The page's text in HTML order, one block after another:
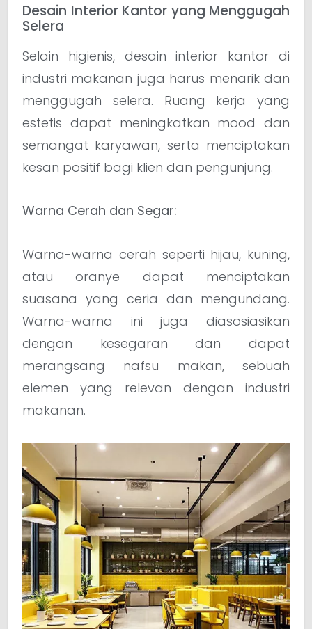
Desain Interior Kantor yang Menggugah
Selera
Selain higienis, desain interior kantor di
industri makanan juga harus menarik dan
menggugah selera. Ruang kerja yang
estetis dapat meningkatkan mood dan
semangat karyawan, serta menciptakan
kesan positif bagi klien dan pengunjung.
Warna Cerah dan Segar:
Warna-warna cerah seperti hijau, kuning,
atau oranye dapat menciptakan
suasana yang ceria dan mengundang.
Warna-warna ini juga diasosiasikan
dengan kesegaran dan dapat
merangsang nafsu makan, sebuah
elemen yang relevan dengan industri
makanan.